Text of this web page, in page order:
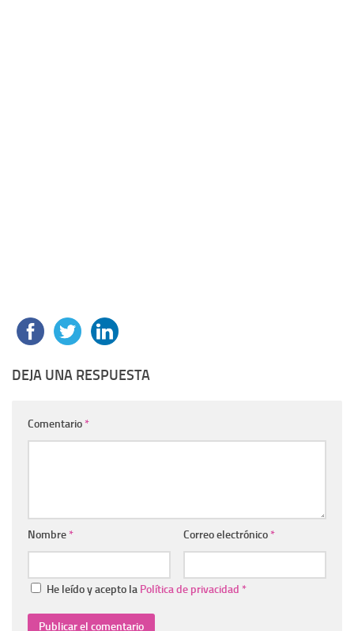
DEJA UNA RESPUESTA
Comentario *
Nombre * Correo electrónico *
He leído y acepto la Política de privacidad *